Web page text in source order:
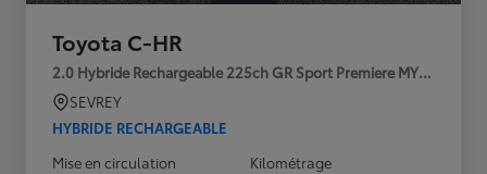
Toyota C-HR
2.0 Hybride Rechargeable 225ch GR Sport Premiere MY25
SEVREY
HYBRIDE RECHARGEABLE
Mise en circulation
Kilométrage